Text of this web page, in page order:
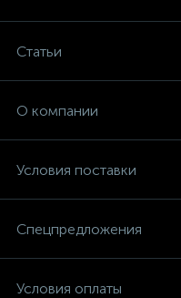
Статьи
О компании
Условия поставки
Спецпредложения
Условия оплаты